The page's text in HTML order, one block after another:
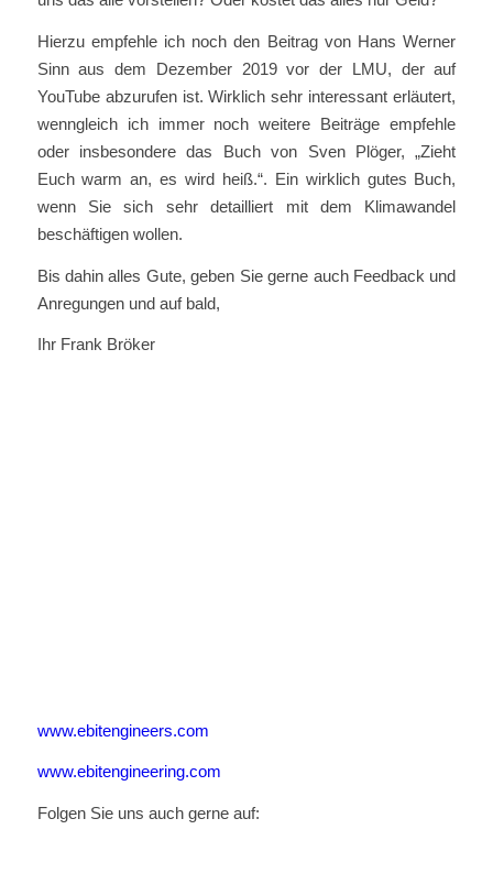
Hierzu empfehle ich noch den Beitrag von Hans Werner
Sinn aus dem Dezember 2019 vor der LMU, der auf
YouTube abzurufen ist. Wirklich sehr interessant erläutert,
wenngleich ich immer noch weitere Beiträge empfehle
oder insbesondere das Buch von Sven Plöger, „Zieht
Euch warm an, es wird heiß.“. Ein wirklich gutes Buch,
wenn Sie sich sehr detailliert mit dem Klimawandel
beschäftigen wollen.
Bis dahin alles Gute, geben Sie gerne auch Feedback und
Anregungen und auf bald,
Ihr Frank Bröker
www.ebitengineers.com
www.ebitengineering.com
Folgen Sie uns auch gerne auf: